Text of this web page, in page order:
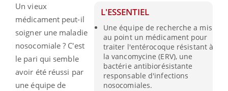
L'ESSENTIEL
Une équipe de recherche a mis
au point un médicament pour
traiter l'entérocoque résistant à
la vancomycine (ERV), une
bactérie antibiorésistante
responsable d'infections
nosocomiales.
Un vieux
médicament peut-il
soigner une maladie
nosocomiale ? C'est
le pari qui semble
avoir été réussi par
une équipe de